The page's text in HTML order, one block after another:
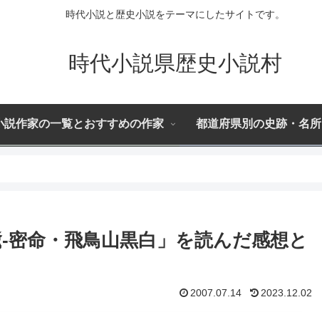
時代小説と歴史小説をテーマにしたサイトです。
時代小説県歴史小説村
説作家の一覧とおすすめの作家 都道府県別の史跡・名所
命・飛鳥山黒白」を読んだ感想と
2007.07.14 2023.12.02